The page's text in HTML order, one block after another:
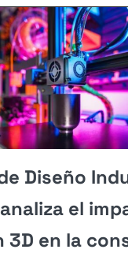
Diseño
analiza el
3D en la